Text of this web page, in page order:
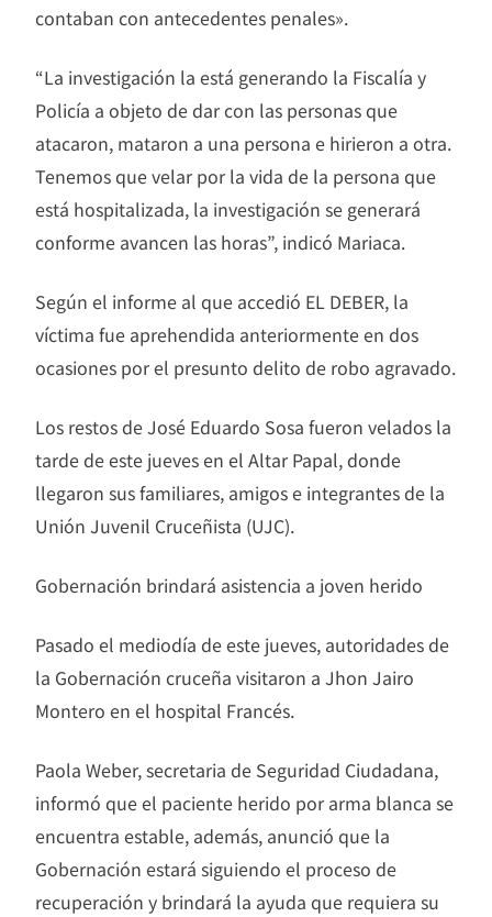
contaban con antecedentes penales».
“La investigación la está generando la Fiscalía y
Policía a objeto de dar con las personas que
atacaron, mataron a una persona e hirieron a otra.
Tenemos que velar por la vida de la persona que
está hospitalizada, la investigación se generará
conforme avancen las horas”, indicó Mariaca.
Según el informe al que accedió EL DEBER, la
víctima fue aprehendida anteriormente en dos
ocasiones por el presunto delito de robo agravado.
Los restos de José Eduardo Sosa fueron velados la
tarde de este jueves en el Altar Papal, donde
llegaron sus familiares, amigos e integrantes de la
Unión Juvenil Cruceñista (UJC).
Gobernación brindará asistencia a joven herido
Pasado el mediodía de este jueves, autoridades de
la Gobernación cruceña visitaron a Jhon Jairo
Montero en el hospital Francés.
Paola Weber, secretaria de Seguridad Ciudadana,
informó que el paciente herido por arma blanca se
encuentra estable, además, anunció que la
Gobernación estará siguiendo el proceso de
recuperación y brindará la ayuda que requiera su